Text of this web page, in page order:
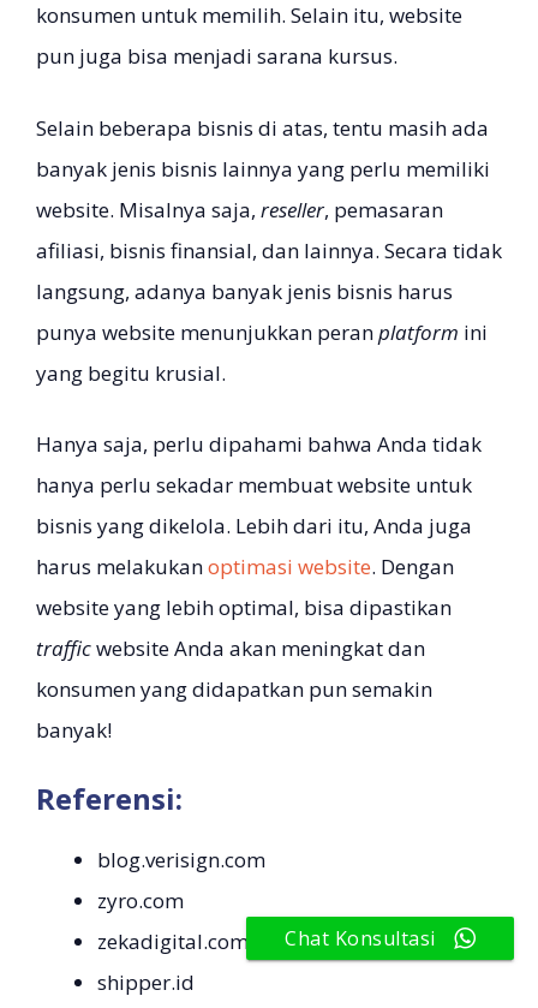
konsumen untuk memilih. Selain itu, website
pun juga bisa menjadi sarana kursus.
Selain beberapa bisnis di atas, tentu masih ada
banyak jenis bisnis lainnya yang perlu memiliki
website. Misalnya saja, reseller, pemasaran
afiliasi, bisnis finansial, dan lainnya. Secara tidak
langsung, adanya banyak jenis bisnis harus
punya website menunjukkan peranplatform ini
yang begitu krusial.
Hanya saja, perlu dipahami bahwa Anda tidak
hanya perlu sekadar membuat website untuk
bisnis yang dikelola. Lebih dari itu, Anda juga
harus melakukanoptimasi website. Dengan
website yang lebih optimal, bisa dipastikan
trafficwebsite Anda akan meningkat dan
konsumen yang didapatkan pun semakin
banyak!
Referensi:
blog.verisign.com
zyro.com
zekadigital.com
shipper.id
Chat Konsultasi